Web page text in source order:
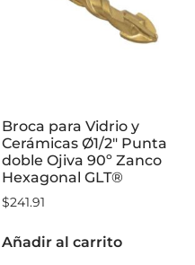
Broca para Vidrio y
Cerámicas Ø1/2″ Punta
doble Ojiva 90º Zanco
Hexagonal GLT®
$241.91
Añadir al carrito